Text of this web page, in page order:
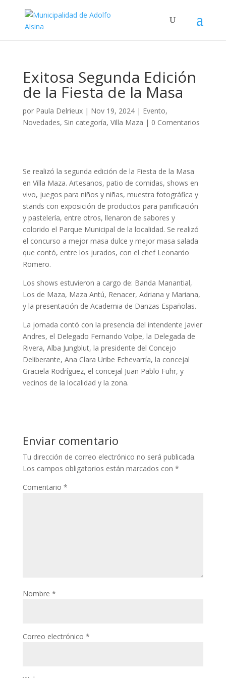
Exitosa Segunda Edición
de la Fiesta de la Masa
por Paula Delrieux| Nov 19, 2024| Evento,
Novedades, Sin categoría, Villa Maza | 0 Comentarios
Se realizó la segunda edición de la Fiesta de la Masa
en Villa Maza. Artesanos, patio de comidas, shows en
vivo, juegos para niños y niñas, muestra fotográfica y
stands con exposición de productos para panificación
y pastelería, entre otros, llenaron de sabores y
colorido el Parque Municipal de la localidad. Se realizó
el concurso a mejor masa dulce y mejor masa salada
que contó, entre los jurados, con el chef Leonardo
Romero.
Los shows estuvieron a cargo de: Banda Manantial,
Los de Maza, Maza Antú, Renacer, Adriana y Mariana,
y la presentación de Academia de Danzas Españolas.
La jornada contó con la presencia del intendente Javier
Andres, el Delegado Fernando Volpe, la Delegada de
Rivera, Alba Jungblut, la presidente del Concejo
Deliberante, Ana Clara Uribe Echevarría, la concejal
Graciela Rodríguez, el concejal Juan Pablo Fuhr, y
vecinos de la localidad y la zona.
Enviar comentario
Tu dirección de correo electrónico no será publicada.
Los campos obligatorios están marcados con *
Comentario *
Nombre *
Correo electrónico *